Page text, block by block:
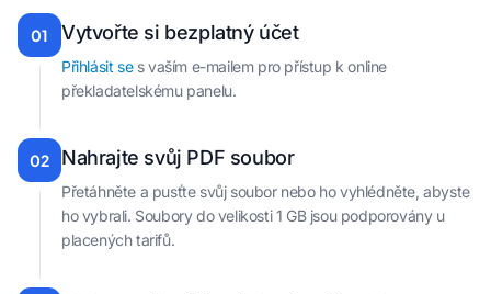
01 Vytvořte si bezplatný účet
Přihlásit ses vaším e-mailem pro přístup k online
překladatelskému panelu.
02 Nahrajte svůj PDF soubor
Přetáhněte a pusťte svůj soubor nebo ho vyhlédněte, abyste
ho vybrali. Soubory do velikosti 1 GB jsou podporovány u
placených tarifů.